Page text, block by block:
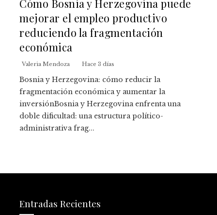
Cómo Bosnia y Herzegovina puede
mejorar el empleo productivo
reduciendo la fragmentación
económica
Valeria Mendoza Hace 3 días
Bosnia y Herzegovina: cómo reducir la
fragmentación económica y aumentar la
inversiónBosnia y Herzegovina enfrenta una
doble dificultad: una estructura político-
administrativa frag...
Entradas Recientes